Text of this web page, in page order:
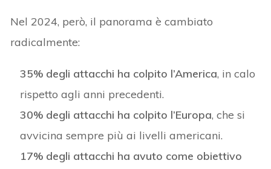
Nel 2024, però, il panorama è cambiato
radicalmente:
35% degli attacchi ha colpito l’America, in calo
rispetto agli anni precedenti.
30% degli attacchi ha colpito l’Europa, che si
avvicina sempre più ai livelli americani.
17% degli attacchi ha avuto come obiettivo